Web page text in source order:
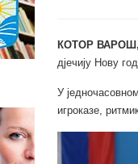
КОТОР
дјечију Нову
У
игроказе,